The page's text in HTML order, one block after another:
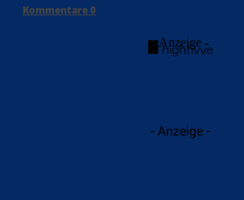
Kommentare0
- Anzeige -
- Anzeige -